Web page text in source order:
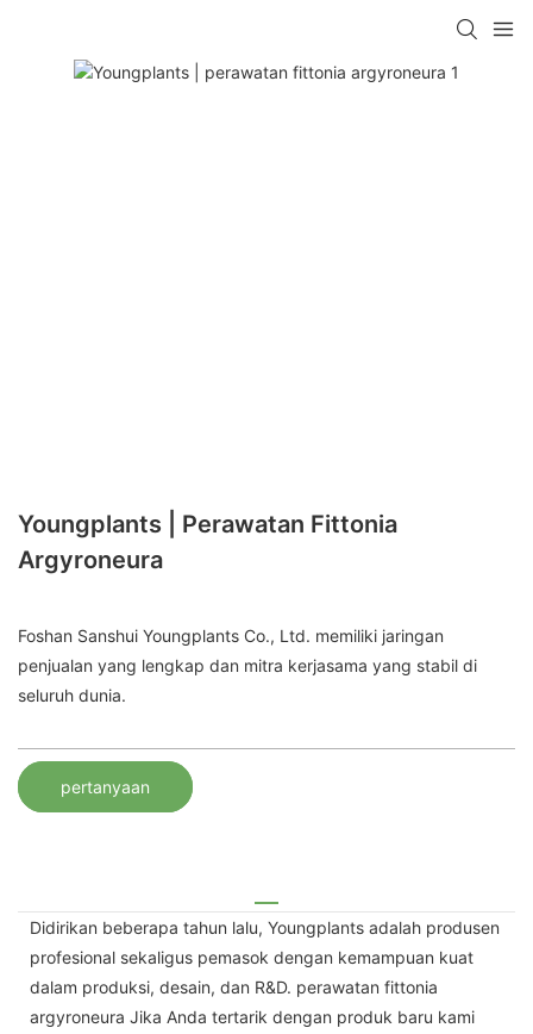
Youngplants | Perawatan Fittonia
Argyroneura
Foshan Sanshui Youngplants Co., Ltd. memiliki jaringan
penjualan yang lengkap dan mitra kerjasama yang stabil di
seluruh dunia.
pertanyaan
Didirikan beberapa tahun lalu, Youngplants adalah produsen
profesional sekaligus pemasok dengan kemampuan kuat
dalam produksi, desain, dan R&D. perawatan fittonia
argyroneura Jika Anda tertarik dengan produk baru kami